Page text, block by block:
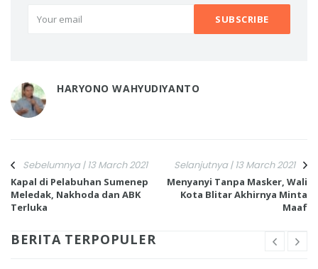
HARYONO WAHYUDIYANTO
Sebelumnya | 13 March 2021
Kapal di Pelabuhan Sumenep
Meledak, Nakhoda dan ABK
Terluka
Selanjutnya | 13 March 2021
Menyanyi Tanpa Masker, Wali
Kota Blitar Akhirnya Minta
Maaf
BERITA TERPOPULER